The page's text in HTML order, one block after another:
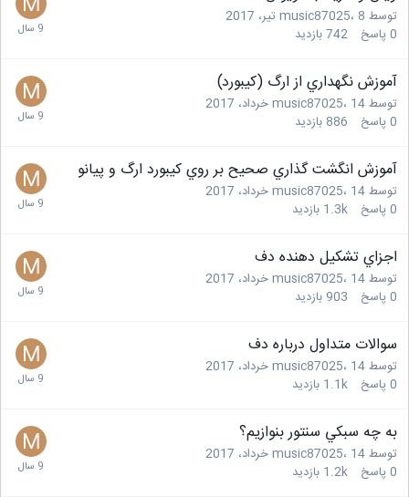
توسط music87025 ،8 تیر، 2017
0پاسخ 742بازدید
آموزش نگهداري از ارگ (كيبورد)
توسط music87025 ،14 خرداد، 2017
0پاسخ 886 بازدید
آموزش انگشت گذاري صحيح بر روي كيبورد ارگ و پيانو
توسط music87025 ،14 خرداد، 2017
0پاسخ 1.3k بازدید
اجزاي تشكيل دهنده دف
توسط music87025 ،14 خرداد، 2017
0پاسخ 903بازدید
سوالات متداول درباره دف
توسط music87025 ،14 خرداد، 2017
0پاسخ 1.1k بازدید
به چه سبكي سنتور بنوازيم؟
توسط music87025 ،14 خرداد، 2017
0پاسخ 1.2k بازدید